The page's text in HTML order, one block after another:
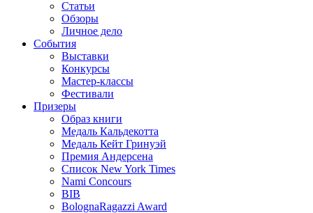
Статьи
Обзоры
Личное дело
События
Выставки
Конкурсы
Мастер-классы
Фестивали
Призеры
Образ книги
Медаль Кальдекотта
Медаль Кейт Гринуэй
Премия Андерсена
Список New York Times
Nami Concours
BIB
BolognaRagazzi Award